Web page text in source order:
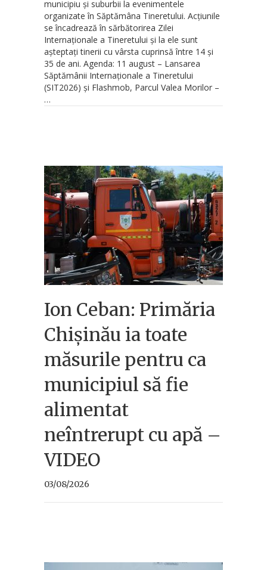
municipiu și suburbii la evenimentele
organizate în Săptămâna Tineretului. Acțiunile
se încadrează în sărbătorirea Zilei
Internaționale a Tineretului și la ele sunt
așteptați tinerii cu vârsta cuprinsă între 14 și
35 de ani. Agenda: 11 august – Lansarea
Săptămânii Internaționale a Tineretului
(SIT2026) și Flashmob, Parcul Valea Morilor –
…
Ion Ceban: Primăria
Chișinău ia toate
măsurile pentru ca
municipiul să fie
alimentat
neîntrerupt cu apă –
VIDEO
03/08/2026